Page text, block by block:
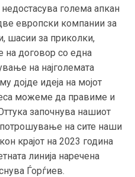
голема апкан
европски компании за
шасии за приколки,
на договор со една
на најголемата
дојде идеја на мојот
можеме да правиме и
започнува нашиот
на сите наши
крајот на 2023 година
линија наречена
Ѓорѓиев.